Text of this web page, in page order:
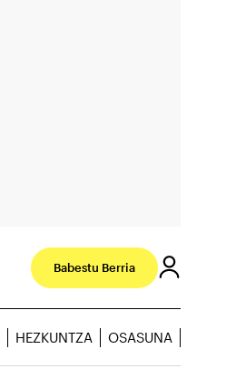
Babestu Berria
HEZKUNTZA OSASUNA